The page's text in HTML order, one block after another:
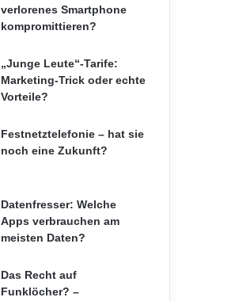
verlorenes Smartphone
kompromittieren?
„Junge Leute“-Tarife:
Marketing-Trick oder echte
Vorteile?
Festnetztelefonie – hat sie
noch eine Zukunft?
Datenfresser: Welche
Apps verbrauchen am
meisten Daten?
Das Recht auf
Funklöcher? –